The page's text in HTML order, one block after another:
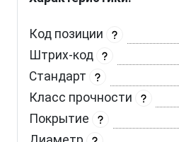
Код позиции
Штрих-код
Стандарт
Класс прочности
Покрытие